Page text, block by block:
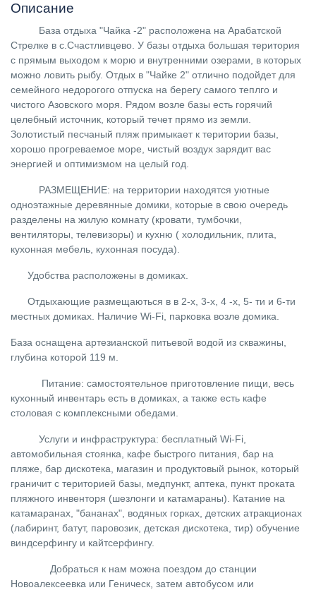
Описание
База отдыха "Чайка -2" расположена на Арабатской
Стрелке в с.Счастливцево. У базы отдыха большая територия
с прямым выходом к морю и внутренними озерами, в которых
можно ловить рыбу. Отдых в "Чайке 2" отлично подойдет для
семейного недорогого отпуска на берегу самого теплго и
чистого Азовского моря. Рядом возле базы есть горячий
целебный источник, который течет прямо из земли.
Золотистый песчаный пляж примыкает к територии базы,
хорошо прогреваемое море, чистый воздух зарядит вас
энергией и оптимизмом на целый год.
РАЗМЕЩЕНИЕ: на территории находятся уютные
одноэтажные деревянные домики, которые в свою очередь
разделены на жилую комнату (кровати, тумбочки,
вентиляторы, телевизоры) и кухню ( холодильник, плита,
кухонная мебель, кухонная посуда).
Удобства расположены в домиках.
Отдыхающие размещаються в в 2-х, 3-х, 4 -х, 5- ти и 6-ти
местных домиках. Наличие Wi-Fi, парковка возле домика.
База оснащена артезианской питьевой водой из скважины,
глубина которой 119 м.
Питание: самостоятельное приготовление пищи, весь
кухонный инвентарь есть в домиках, а также есть кафе
столовая с комплексными обедами.
Услуги и инфраструктура: бесплатный Wi-Fi,
автомобильная стоянка, кафе быстрого питания, бар на
пляже, бар дискотека, магазин и продуктовый рынок, который
граничит с територией базы, медпункт, аптека, пункт проката
пляжного инвенторя (шезлонги и катамараны). Катание на
катамаранах, "бананах", водяных горках, детских атракционах
(лабиринт, батут, паровозик, детская дискотека, тир) обучение
виндсерфингу и кайтсерфингу.
Добраться к нам можна поездом до станции
Новоалексеевка или Геническ, затем автобусом или